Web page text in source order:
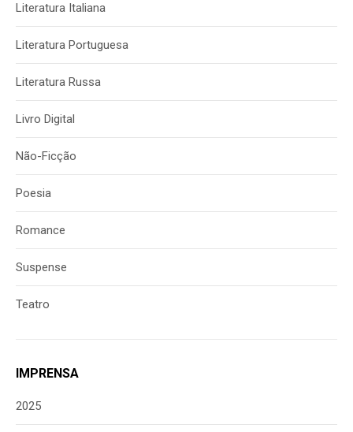
Literatura Italiana
Literatura Portuguesa
Literatura Russa
Livro Digital
Não-Ficção
Poesia
Romance
Suspense
Teatro
IMPRENSA
2025